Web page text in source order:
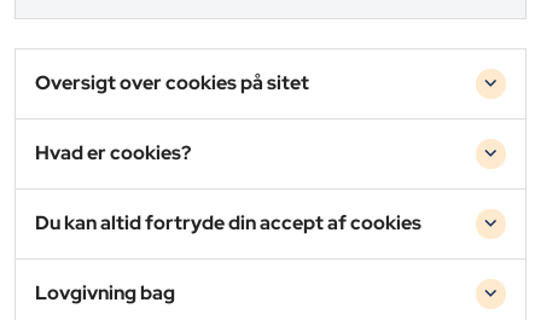
Oversigt over cookies på sitet
Hvad er cookies?
Du kan altid fortryde din accept af cookies
Lovgivning bag